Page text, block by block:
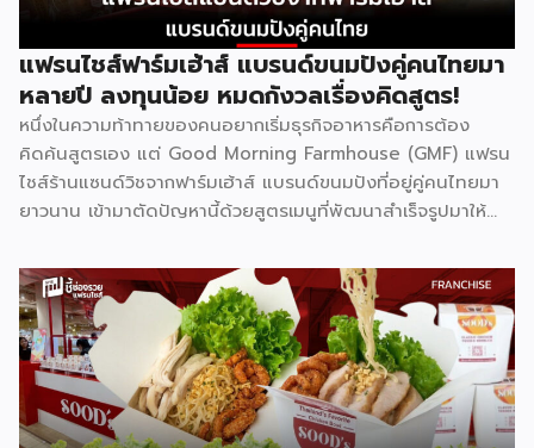
วิชาหลักอย่างคณิตศาสตร์ วิทยาศาสตร์ และภาษาอังกฤษ ซึ่งเป็น
วิชาที่ผู้ปกครองส่วนใหญ่ให้ความสำคัญที่สุดในการติวเสริมให้ลูก
จุดแข็งที่ทำให้แบรนด์ได้รับความเชื่อถือคือการติดอันดับ 1 ใน 10
[…]
แฟรนไชส์ฟาร์มเฮ้าส์ แบรนด์ขนมปังคู่คนไทยมา
หลายปี ลงทุนน้อย หมดกังวลเรื่องคิดสูตร!
หนึ่งในความท้าทายของคนอยากเริ่มธุรกิจอาหารคือการต้อง
คิดค้นสูตรเอง แต่ Good Morning Farmhouse (GMF) แฟรน
ไชส์ร้านแซนด์วิชจากฟาร์มเฮ้าส์ แบรนด์ขนมปังที่อยู่คู่คนไทยมา
ยาวนาน เข้ามาตัดปัญหานี้ด้วยสูตรเมนูที่พัฒนาสำเร็จรูปมาให้
GMF คือการลงทุนที่ไม่สูง ไม่ต้องกังวลเรื่องการคิดสูตรอาหาร
เพราะทุกอย่างมีมาตรฐานจากฟาร์มเฮ้าส์รองรับอยู่แล้ว เหมาะกับ
ผู้ที่อยากมีธุรกิจของตัวเองแต่ไม่มีพื้นฐานด้านการทำอาหาร รู้จัก
Good Morning Farmhouse ก่อนตัดสินใจ Good Morning
Farmhouse เป็นโครงการแฟรนไชส์ภายใต้บริษัทฟาร์มเฮ้าส์ ที่
เปิดโอกาสให้ผู้สนใจมีธุรกิจเป็นของตัวเอง ประกอบการได้ในเวลา
สั้นๆ โดยผู้ร่วมค้าจะได้รับสิทธิ์พิเศษในการซื้อส่วนผสมแซนด์วิช